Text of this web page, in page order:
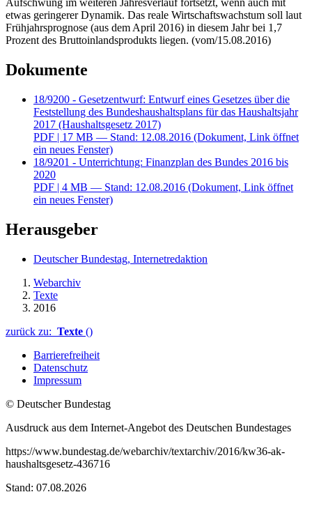
Aufschwung im weiteren Jahresverlauf fortsetzt, wenn auch mit
etwas geringerer Dynamik. Das reale Wirtschaftswachstum soll laut
Frühjahrsprognose (aus dem April 2016) in diesem Jahr bei 1,7
Prozent des Bruttoinlandsprodukts liegen. (vom/15.08.2016)
Dokumente
18/9200 - Gesetzentwurf: Entwurf eines Gesetzes über die
Feststellung des Bundeshaushaltsplans für das Haushaltsjahr
2017 (Haushaltsgesetz 2017)
PDF | 17 MB — Stand: 12.08.2016 (Dokument, Link öffnet
ein neues Fenster)
18/9201 - Unterrichtung: Finanzplan des Bundes 2016 bis
2020
PDF | 4 MB — Stand: 12.08.2016 (Dokument, Link öffnet
ein neues Fenster)
Herausgeber
Deutscher Bundestag, Internetredaktion
Webarchiv
Texte
2016
zurück zu: Texte ()
Barrierefreiheit
Datenschutz
Impressum
© Deutscher Bundestag
Ausdruck aus dem Internet-Angebot des Deutschen Bundestages
https://www.bundestag.de/webarchiv/textarchiv/2016/kw36-ak-
haushaltsgesetz-436716
Stand: 07.08.2026